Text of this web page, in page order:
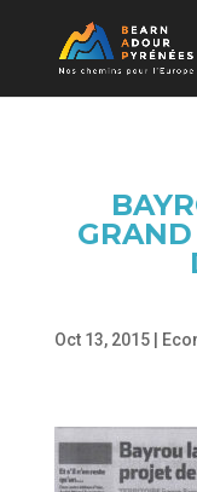
Oct 13, 2015|